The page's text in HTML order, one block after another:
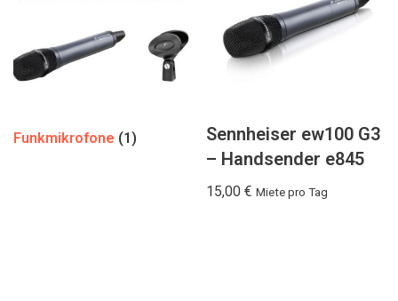
Funkmikrofone (1)
Sennheiser ew100 G3
– Handsender e845
15,00€ Miete pro Tag